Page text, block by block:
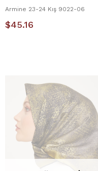
Armine 23-24 Kış 9022-06
$45.16